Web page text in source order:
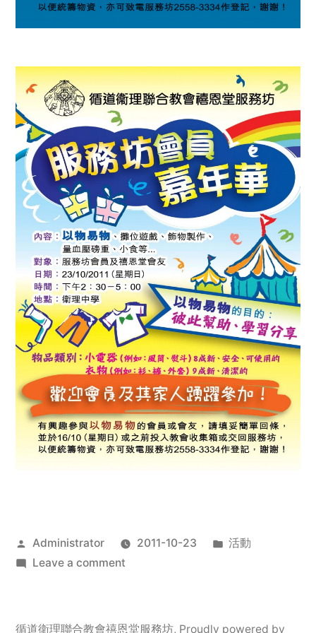
Posted
by
Administrator 2011-10-23
Posted
活動
Leave a commenton
服
循道衛理聯合教會禧恩堂服務坊, Proudly powered by